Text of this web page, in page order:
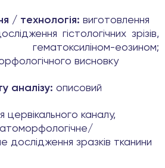
/ технологія: виготовлення
гістологічних зрізів,
еозином;
висновку
аналізу: описовий
цервікального каналу,
дослідження зразків тканини